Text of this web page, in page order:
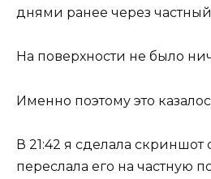
днями ранее через частный
На поверхности не было
Именно поэтому это
В 21:42 я сделала
переслала его на частную